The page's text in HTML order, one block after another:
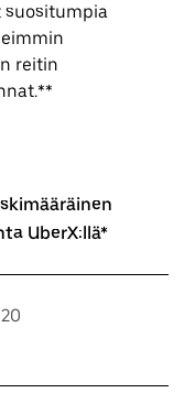
suositumpia
reitin
UberX:llä*